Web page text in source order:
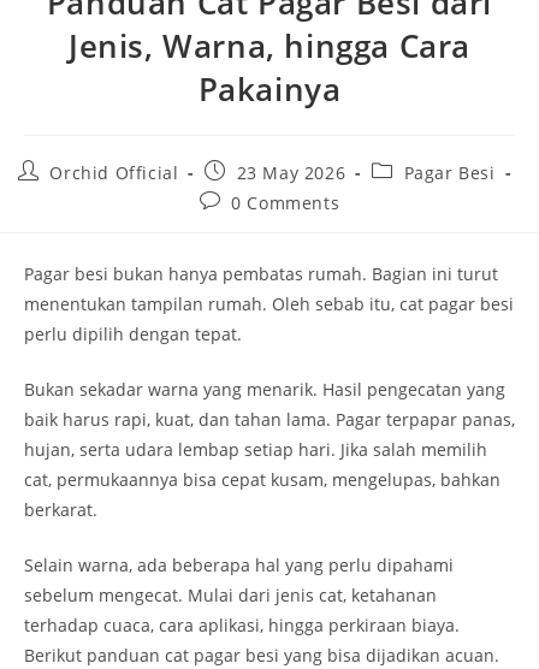
Jenis, Warna, hingga Cara
Pakainya
PostOrchid Official
Post
published:
23 May 2026
PostPagar Besi
Post0 Comments
Pagar besi bukan hanya pembatas rumah. Bagian ini turut
menentukan tampilan rumah. Oleh sebab itu, cat pagar besi
perlu dipilih dengan tepat.
Bukan sekadar warna yang menarik. Hasil pengecatan yang
baik harus rapi, kuat, dan tahan lama. Pagar terpapar panas,
hujan, serta udara lembap setiap hari. Jika salah memilih
cat, permukaannya bisa cepat kusam, mengelupas, bahkan
berkarat.
Selain warna, ada beberapa hal yang perlu dipahami
sebelum mengecat. Mulai dari jenis cat, ketahanan
terhadap cuaca, cara aplikasi, hingga perkiraan biaya.
Berikut panduan cat pagar besi yang bisa dijadikan acuan.